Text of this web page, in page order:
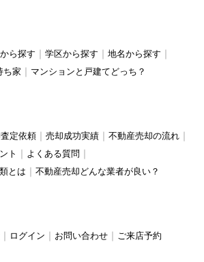
ら探す 学区から探す
地名から探す
ち家 マンションと戸建てどっち？
定依頼 売却成功実績
不動産売却の流れ
ト
よくある質問
とは
不動産売却どんな業者が良い？
ログイン お問い合わせ ご来店予約